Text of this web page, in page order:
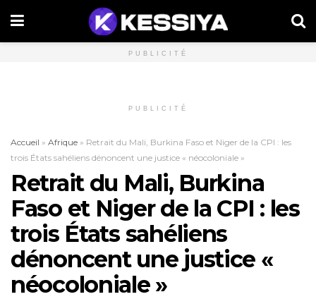
PUBLICITÉ
PUBLICITÉ
Accueil » Afrique » Retrait du Mali, Burkina Faso et Niger de la CPI : les
trois États sahéliens dénoncent une justice « néocoloniale »
Retrait du Mali, Burkina
Faso et Niger de la CPI : les
trois États sahéliens
dénoncent une justice «
néocoloniale »